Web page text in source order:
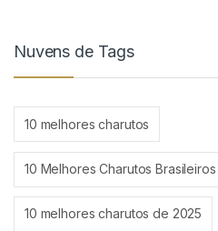
Nuvens de Tags
10 melhores charutos
10 Melhores Charutos
10 melhores charutos de 2025